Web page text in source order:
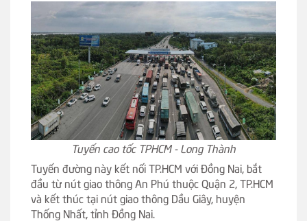
Tuyến cao tốc TPHCM - Long Thành
Tuyến đường này kết nối TP.HCM với Đồng Nai, bắt
đầu từ nút giao thông An Phú thuộc Quận 2, TP.HCM
và kết thúc tại nút giao thông Dầu Giây, huyện
Thống Nhất, tỉnh Đồng Nai.